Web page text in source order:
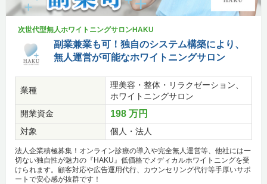
次世代型無人ホワイトニングサロンHAKU
副業兼業も可！独自のシステム構築により、
無人運営が可能なホワイトニングサロン
業種
理美容・整体・リラクゼーション、
ホワイトニングサロン
開業資金
198 万円
対象 個人・法人
法人企業積極募集！オンライン診療の導入や完全無人運営等、他社には一
切ない独自性が魅力の『HAKU』低価格でメディカルホワイトニングを受
けられます。顧客対応や広告運用代行、カウンセリング代行等手厚いサポ
ートで安心感が抜群です！